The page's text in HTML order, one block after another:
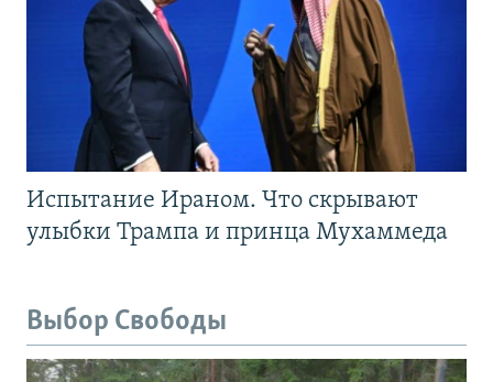
Испытание Ираном. Что скрывают
улыбки Трампа и принца Мухаммеда
Выбор Свободы